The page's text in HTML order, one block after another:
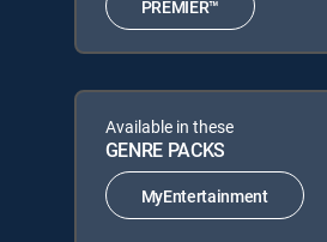
PREMIER™
Available in these
GENRE PACKS
MyEntertainment